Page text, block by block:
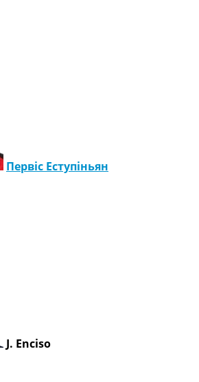
Первіс Еступіньян
J. Enciso